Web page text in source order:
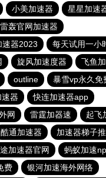
小美加速器 星星加速
雷轰官网加速器
速器2023
每天试用一小
旋风加速度器 飞鱼
outline
暴雪vp永久免
器
快连加速器app
网
雷霆加器速
起飞
酷通加速器 加速器梯子
加速器官网
蚂蚁加速
费
银河加速海外网络